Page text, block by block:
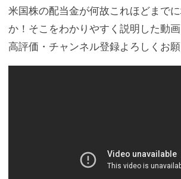
米国株の配当金が何故これほどまで
か！そこをわかりやすく説明した動
高評価・チャンネル登録よろしくお願